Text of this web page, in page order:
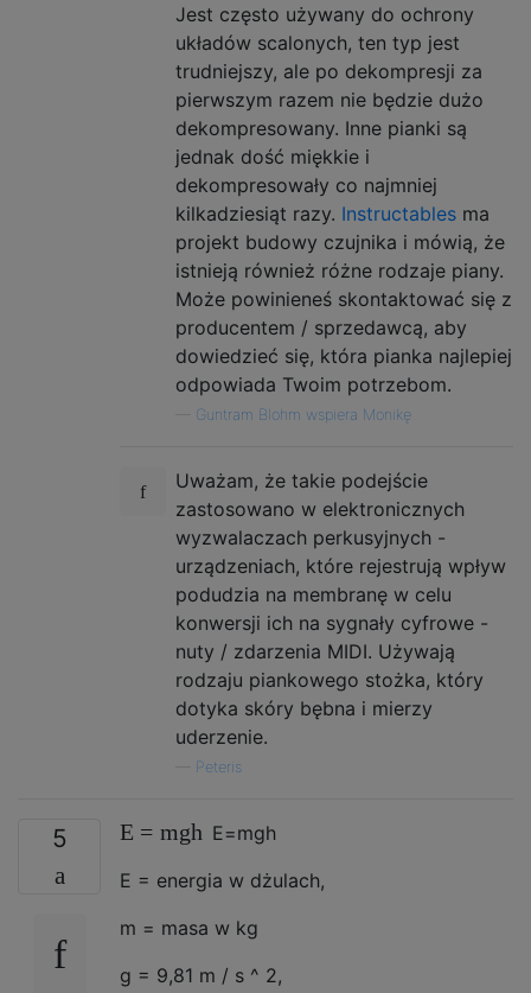
Jest często używany do ochrony
układów scalonych, ten typ jest
trudniejszy, ale po dekompresji za
pierwszym razem nie będzie dużo
dekompresowany. Inne pianki są
jednak dość miękkie i
dekompresowały co najmniej
kilkadziesiąt razy. Instructables ma
projekt budowy czujnika i mówią, że
istnieją również różne rodzaje piany.
Może powinieneś skontaktować się z
producentem / sprzedawcą, aby
dowiedzieć się, która pianka najlepiej
odpowiada Twoim potrzebom.
Guntram Blohm wspiera Monikę
Uważam, że takie podejście
zastosowano w elektronicznych
wyzwalaczach perkusyjnych -
urządzeniach, które rejestrują wpływ
podudzia na membranę w celu
konwersji ich na sygnały cyfrowe -
nuty / zdarzenia MIDI. Używają
rodzaju piankowego stożka, który
dotyka skóry bębna i mierzy
uderzenie.
Peteris
5 E = mgh E=mgh
E = energia w dżulach,
m = masa w kg
g = 9,81 m / s ^ 2,